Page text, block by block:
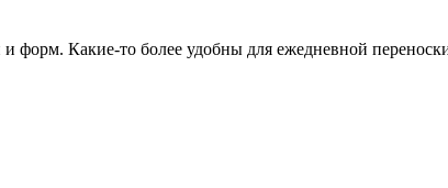
форм. Какие-то более удобны для ежедневной